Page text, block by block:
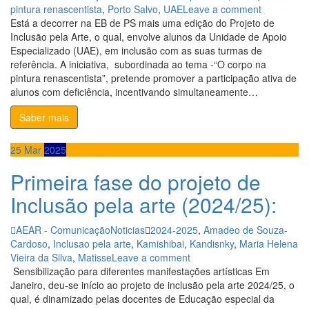
pintura renascentista, Porto Salvo, UAELeave a comment
Está a decorrer na EB de PS mais uma edição do Projeto de
Inclusão pela Arte, o qual, envolve alunos da Unidade de Apoio
Especializado (UAE), em inclusão com as suas turmas de
referência. A iniciativa, subordinada ao tema -“O corpo na
pintura renascentista”, pretende promover a participação ativa de
alunos com deficiência, incentivando simultaneamente…
Saber mais
25 Mar 2025
Primeira fase do projeto de
Inclusão pela arte (2024/25):
AEAR - ComunicaçãoNoticias 2024-2025, Amadeo de Souza-
Cardoso, Inclusao pela arte, Kamishibai, Kandisnky, Maria Helena
Vieira da Silva, MatisseLeave a comment
Sensibilização para diferentes manifestações artísticas Em
Janeiro, deu-se início ao projeto de inclusão pela arte 2024/25, o
qual, é dinamizado pelas docentes de Educação especial da
Necessary
These
cookies are
not
optional.
They are
needed for
the website
to function.
Statistics
us to
improve the
website's
functionality
and
structure,